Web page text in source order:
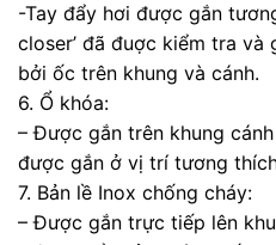
-Tay đẩy hơi được gắn
closer’ đã đuợc kiểm tra và
bởi ốc trên khung và cánh.
6. Ổ khóa:
– Được gắn trên khung
được gắn ở vị trí tương
7. Bản lề Inox chống cháy:
– Được gắn trực tiếp lên